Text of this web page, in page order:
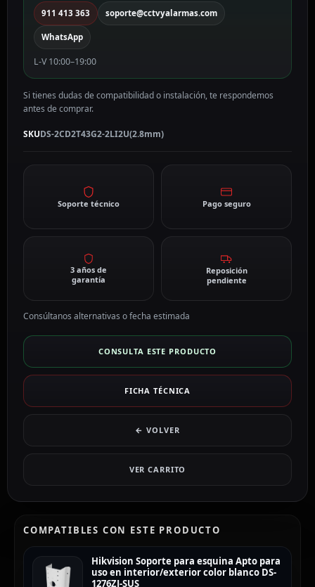
911 413 363 soporte@cctvyalarmas.com
WhatsApp
L-V 10:00–19:00
Si tienes dudas de compatibilidad o instalación, te respondemos
antes de comprar.
SKUDS-2CD2T43G2-2LI2U(2.8mm)
Soporte técnico Pago seguro
3 años de
garantía
Reposición
pendiente
Consúltanos alternativas o fecha estimada
CONSULTA ESTE PRODUCTO
FICHA TÉCNICA
← VOLVER
VER CARRITO
COMPATIBLES CON ESTE PRODUCTO
Hikvision Soporte para esquina Apto para
uso en interior/exterior color blanco DS-
1276ZJ-SUS